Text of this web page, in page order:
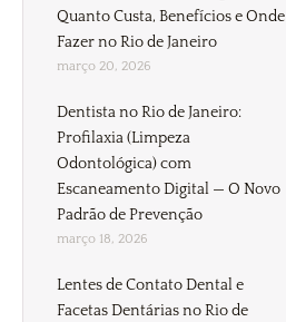
Quanto Custa, Benefícios e Onde
Fazer no Rio de Janeiro
março 20, 2026
Dentista no Rio de Janeiro:
Profilaxia (Limpeza
Odontológica) com
Escaneamento Digital — O Novo
Padrão de Prevenção
março 18, 2026
Lentes de Contato Dental e
Facetas Dentárias no Rio de